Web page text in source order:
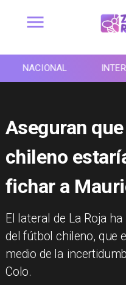
NACIONAL
Aseguran
chileno
fichar a
​El lateral de La Roja
del fútbol chileno, que
medio de la
Colo.